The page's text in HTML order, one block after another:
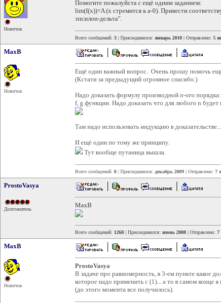
Новичок
Помогите пожалуйста с ещё одним заданием:
lim(f(x))=A (x стремится к a-0). Привести
эпсилон-дельта".
Всего сообщений: 3 | Присоединился: январь 2010 | Отправлено: 5
MaxB
Новичок
Ещё один важный вопрос. Очень прошу помочь
(Кстати за предыдущий огромное спасибо.)
Надо доказать формулу производной n-ого порядка:
f, g функции. Надо доказать что для любого n
Там надо использовать индукцию в
И ещё один по тому же принципу.
Тут вообще путаница вышла.
Всего сообщений: 8 | Присоединился: декабрь 2009 | Отправлено: 7
ProstoVasya
Долгожитель
MaxB
Всего сообщений: 1268 | Присоединился: июнь 2008 | Отправлено: 7
MaxB
Новичок
ProstoVasya
В задаче про равномерность, в 3-ем пункте какое
которое надо применить с (1)... а то в самом конце
(до этого момента все получилось).